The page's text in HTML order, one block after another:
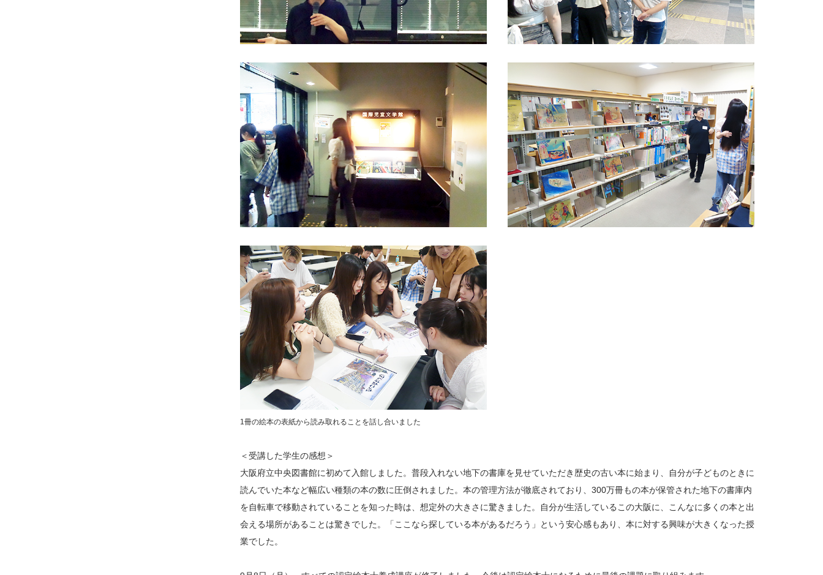
1冊の絵本の表紙から読み取れることを話し合いました
＜受講した学生の感想＞
大阪府立中央図書館に初めて入館しました。普段入れない地下の書庫を見せていただき歴史の古い本に始まり、自分が子どものときに
読んでいた本など幅広い種類の本の数に圧倒されました。本の管理方法が徹底されており、300万冊もの本が保管された地下の書庫内
を自転車で移動されていることを知った時は、想定外の大きさに驚きました。自分が生活しているこの大阪に、こんなに多くの本と出
会える場所があることは驚きでした。「ここなら探している本があるだろう」という安心感もあり、本に対する興味が大きくなった授
業でした。